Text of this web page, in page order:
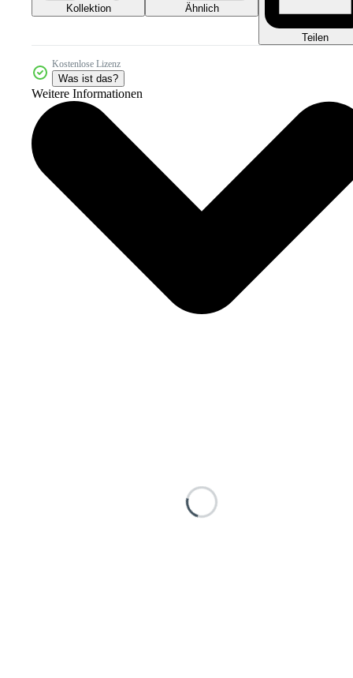
Kollektion Ähnlich
Teilen
Kostenlose Lizenz
Was ist das?
Weitere Informationen